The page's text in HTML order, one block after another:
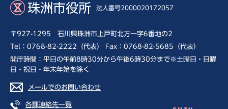
珠洲市役所 法人番号2000020172057
〒927-1295 石川県珠洲市上戸町北方一字6番地の2
Tel：0768-82-2222（代表） Fax：0768-82-5685（代表）
開庁時間：平日の午前8時30分から午後6時30分まで※土曜日・日曜
日・祝日・年末年始を除く
メールでのお問い合わせ
各課連絡先一覧